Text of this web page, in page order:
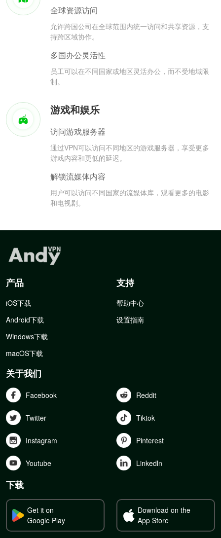
全球资源访问
允许跨国公司在全球范围内统一访问和共享资源，支
持跨区域协作。
多国办公灵活性
员工可以在不同国家或地区灵活办公，而不受地域限
制。
游戏和娱乐
访问游戏服务器
通过VPN可以访问不同地区的游戏服务器，享受更多
游戏内容和更低的延迟。
解锁流媒体内容
用户可以访问不同国家的流媒体库，观看更多的电影
和电视剧。
产品
iOS下载
Android下载
Windows下载
macOS下载
支持
帮助中心
设置指南
关于我们
Facebook Reddit
Twitter Tiktok
Instagram Pinterest
Youtube Linkedln
下载
Get it on
Google Play
Download on the
App Store